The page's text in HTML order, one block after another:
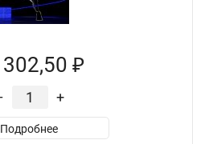
₽
+
Подробнее